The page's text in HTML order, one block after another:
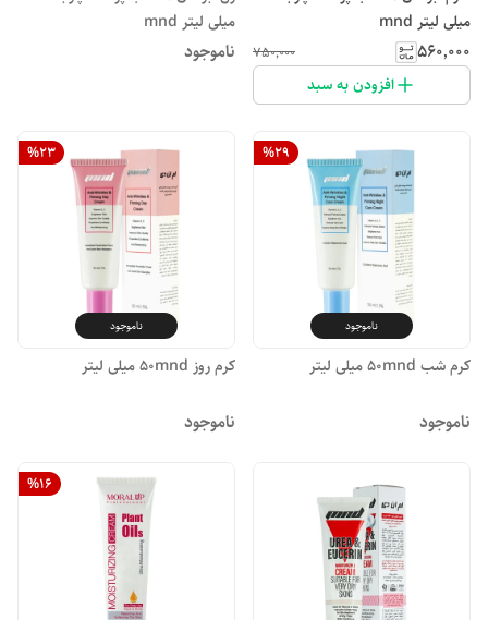
میلی لیتر mnd
۵۶۰٬۰۰۰ ۷۵۰٬۰۰۰
افزودن به سبد
میلی لیتر mnd
ناموجود
%29
ناموجود
کرم شب ۵۰mnd میلی لیتر
ناموجود
%23
ناموجود
کرم روز ۵۰mnd میلی لیتر
ناموجود
%16